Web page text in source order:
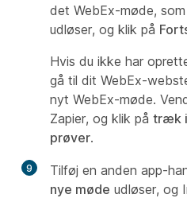
det WebEx-møde,
udløser, og klik på
Hvis du ikke har
gå til dit WebEx-
nyt WebEx-møde.
Zapier, og klik på træk
prøver.
9
Tilføj en anden app-
nye møde udløser, og